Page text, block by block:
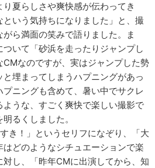
り夏らしさや爽快感が伝わってき
いう気持ちになりました」と、撮
ら満面の笑みで語りました。ま
いて「砂浜を走ったりジャンプし
なのですが、実はジャンプした勢
埋まってしまうハプニングがあっ
ニングも含めて、暑い中でサクレ
うな、すごく爽快で楽しい撮影で
明るくしました。
き！」というセリフになぞり、「大
どのようなシチュエーションで楽
対し、「昨年CMに出演してから、知